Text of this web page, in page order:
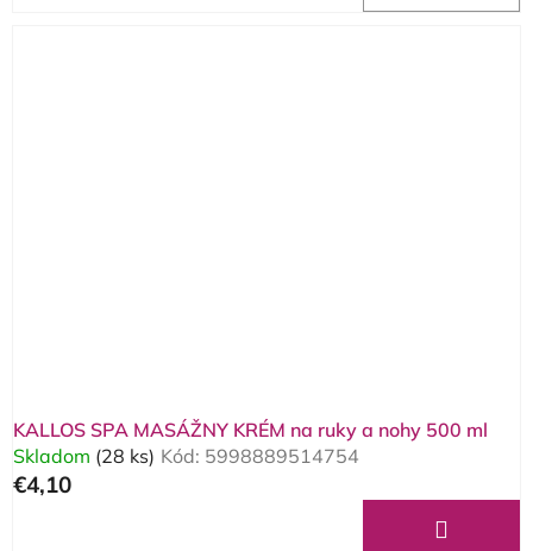
KALLOS SPA MASÁŽNY KRÉM na ruky a nohy 500 ml
Skladom (28 ks) Kód: 5998889514754
€4,10